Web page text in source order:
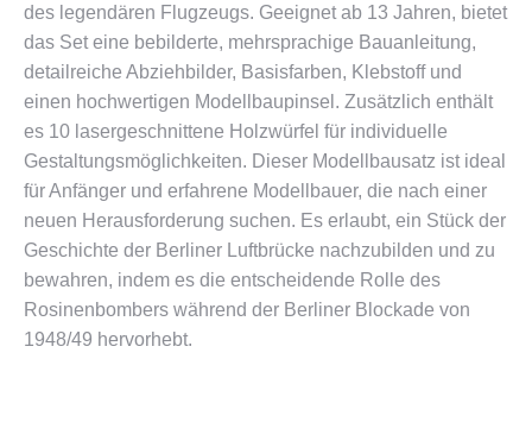
des legendären Flugzeugs. Geeignet ab 13 Jahren, bietet
das Set eine bebilderte, mehrsprachige Bauanleitung,
detailreiche Abziehbilder, Basisfarben, Klebstoff und
einen hochwertigen Modellbaupinsel. Zusätzlich enthält
es 10 lasergeschnittene Holzwürfel für individuelle
Gestaltungsmöglichkeiten. Dieser Modellbausatz ist ideal
für Anfänger und erfahrene Modellbauer, die nach einer
neuen Herausforderung suchen. Es erlaubt, ein Stück der
Geschichte der Berliner Luftbrücke nachzubilden und zu
bewahren, indem es die entscheidende Rolle des
Rosinenbombers während der Berliner Blockade von
1948/49 hervorhebt​​.